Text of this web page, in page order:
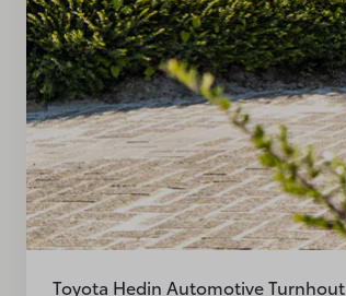
Toyota Hedin Automotive Turnhout